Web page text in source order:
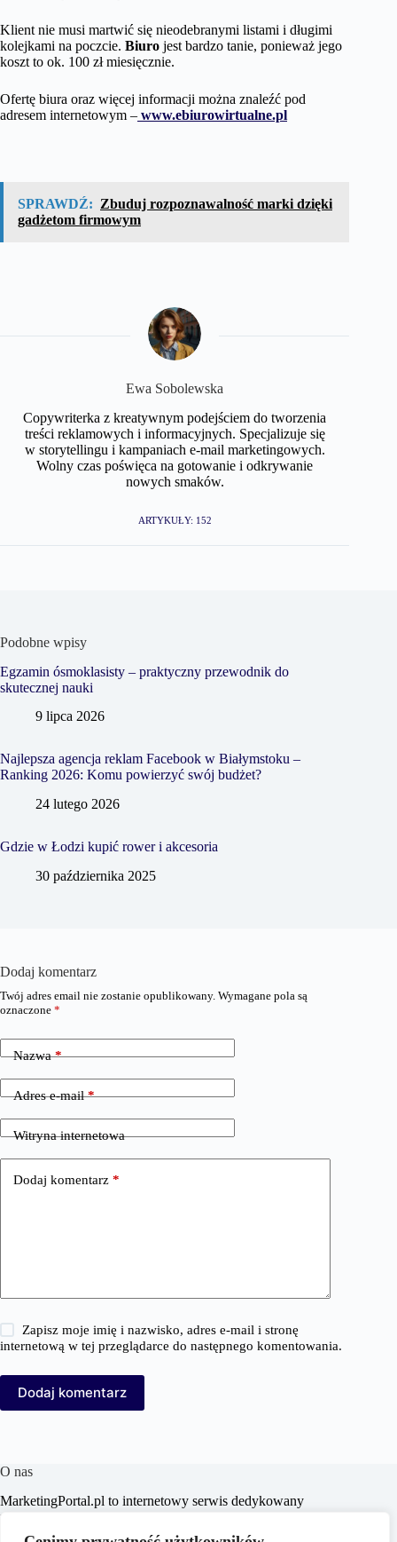
Klient nie musi martwić się nieodebranymi listami i długimi
kolejkami na poczcie. Biuro jest bardzo tanie, ponieważ jego
koszt to ok. 100 zł miesięcznie.
Ofertę biura oraz więcej informacji można znaleźć pod
adresem internetowym – www.ebiurowirtualne.pl
SPRAWDŹ: Zbuduj rozpoznawalność marki dzięki
gadżetom firmowym
Ewa Sobolewska
Copywriterka z kreatywnym podejściem do tworzenia
treści reklamowych i informacyjnych. Specjalizuje się
w storytellingu i kampaniach e-mail marketingowych.
Wolny czas poświęca na gotowanie i odkrywanie
nowych smaków.
ARTYKUŁY: 152
Podobne wpisy
Egzamin ósmoklasisty – praktyczny przewodnik do
skutecznej nauki
9 lipca 2026
Najlepsza agencja reklam Facebook w Białymstoku –
Ranking 2026: Komu powierzyć swój budżet?
24 lutego 2026
Gdzie w Łodzi kupić rower i akcesoria
30 października 2025
Dodaj komentarz
Twój adres email nie zostanie opublikowany. Wymagane pola są
oznaczone *
Nazwa*
Adres e-mail*
Witryna internetowa
Dodaj komentarz *
Zapisz moje imię i nazwisko, adres e-mail i stronę
internetową w tej przeglądarce do następnego komentowania.
Dodaj komentarz
O nas
MarketingPortal.pl to internetowy serwis dedykowany
profesjonalistom i entuzjastom branży marketingowej,
oferujący szeroki wachlarz informacji, analiz oraz